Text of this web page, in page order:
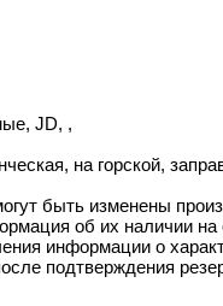
JD, ,
на горской,
быть изменены
об их наличии
информации о
подтверждения